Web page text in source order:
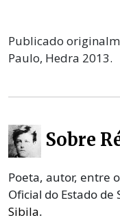
Publicado
Paulo, Hedra 2013.
Sobre
Poeta, autor, entre
Oficial do Estado de
Sibila.